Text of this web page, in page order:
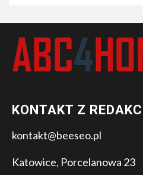
KONTAKT Z
kontakt@beeseo.pl
Katowice, Porcelanowa 23